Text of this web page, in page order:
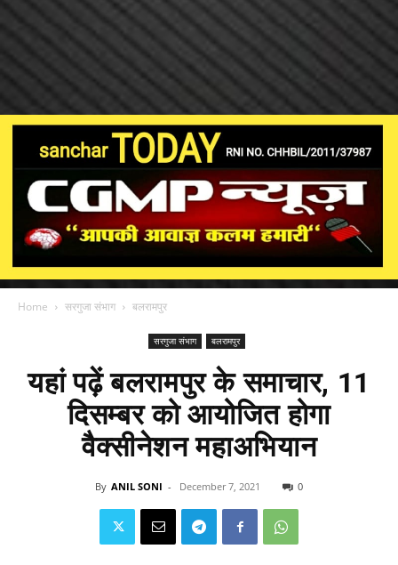
Home सरगुजा संभाग बलरामपुर
सरगुजा संभाग बलरामपुर
यहां पढ़ें बलरामपुर के समाचार, 11
दिसम्बर को आयोजित होगा
वैक्सीनेशन महाअभियान
By ANIL SONI - December 7, 2021 0